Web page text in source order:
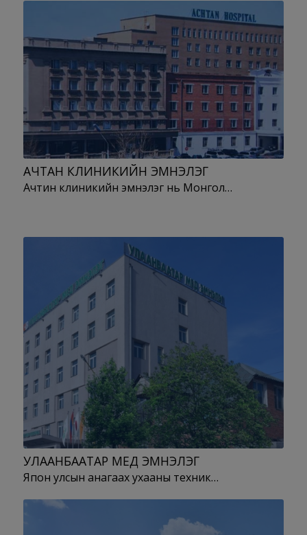
АЧТАН КЛИНИКИЙН ЭМНЭЛЭГ
Ачтин клиникийн эмнэлэг нь Монгол…
УЛААНБААТАР МЕД ЭМНЭЛЭГ
Япон улсын анагаах ухааны техник…